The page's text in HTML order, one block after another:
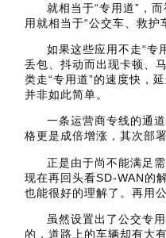
就相当于“专用道”，
用就相当于“公交车、救护
如果这些应用不走“专
丢包、抖动而出现卡顿、
类走“专用道”的速度快，
并非如此简单。
一条运营商专线的通
格更是成倍增涨，其次部
正是由于尚不能满足
现在再回头看SD-WAN的
也能很好的理解了。再用
虽然设置出了公交专
的，道路上的车辆却有大